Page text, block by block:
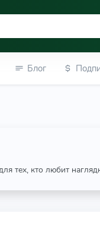
Блог
тех, кто любит